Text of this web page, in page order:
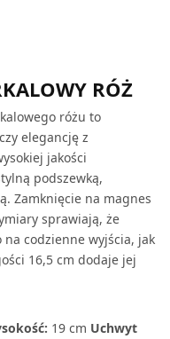
RÓŻ
różu to
elegancję z
jakości
podszewką,
Zamknięcie na magnes
sprawiają, że
codzienne wyjścia, jak
16,5 cm dodaje jej
19 cm Uchwyt